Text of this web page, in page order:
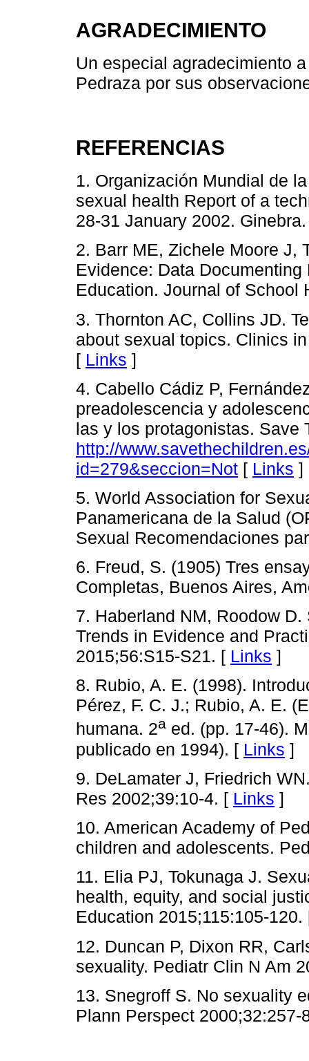
AGRADECIMIENTO
Un especial agradecimiento
Pedraza por sus
REFERENCIAS
1. Organización Mundial de
sexual health Report of a
28-31 January 2002.
2. Barr ME, Zichele Moore J,
Evidence: Data
Education. Journal of School
3. Thornton AC, Collins JD.
about sexual topics. Clinics
[ Links ]
4. Cabello Cádiz P,
preadolescencia y
las y los protagonistas. Save
http://
id=279&seccion=Not [ Links ]
5. World Association for
Panamericana de la Salud
Sexual Recomendaciones
6. Freud, S. (1905) Tres
Completas, Buenos Aires,
7. Haberland NM, Roodow
Trends in Evidence and
2015;56:S15-S21. [ Links ]
8. Rubio, A. E. (1998).
Pérez, F. C. J.; Rubio, A. E.
humana. 2a ed. (pp. 17-46).
publicado en 1994). [ Links ]
9. DeLamater J, Friedrich
Res 2002;39:10-4. [ Links ]
10. American Academy of
children and adolescents.
11. Elia PJ, Tokunaga J.
health, equity, and social
Education 2015;115:105-
12. Duncan P, Dixon RR,
sexuality. Pediatr Clin N Am
13. Snegroff S. No sexuality
Plann Perspect